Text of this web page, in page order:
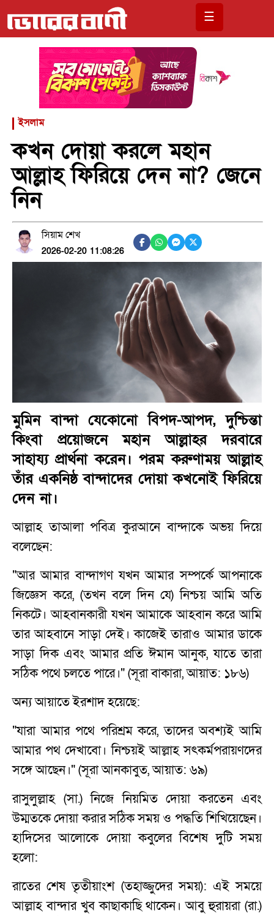
☰
ইসলাম
কখন দোয়া করলে মহান
আল্লাহ ফিরিয়ে দেন না? জেনে
নিন
সিয়াম শেখ
2026-02-20 11:08:26
মুমিন বান্দা যেকোনো বিপদ-আপদ, দুশ্চিন্তা
কিংবা প্রয়োজনে মহান আল্লাহর দরবারে
সাহায্য প্রার্থনা করেন। পরম করুণাময় আল্লাহ
তাঁর একনিষ্ঠ বান্দাদের দোয়া কখনোই ফিরিয়ে
দেন না।
আল্লাহ তাআলা পবিত্র কুরআনে বান্দাকে অভয় দিয়ে
বলেছেন:
"আর আমার বান্দাগণ যখন আমার সম্পর্কে আপনাকে
জিজ্ঞেস করে, (তখন বলে দিন যে) নিশ্চয় আমি অতি
নিকটে। আহবানকারী যখন আমাকে আহবান করে আমি
তার আহবানে সাড়া দেই। কাজেই তারাও আমার ডাকে
সাড়া দিক এবং আমার প্রতি ঈমান আনুক, যাতে তারা
সঠিক পথে চলতে পারে।" (সূরা বাকারা, আয়াত: ১৮৬)
অন্য আয়াতে ইরশাদ হয়েছে:
"যারা আমার পথে পরিশ্রম করে, তাদের অবশ্যই আমি
আমার পথ দেখাবো। নিশ্চয়ই আল্লাহ সৎকর্মপরায়ণদের
সঙ্গে আছেন।" (সূরা আনকাবুত, আয়াত: ৬৯)
রাসুলুল্লাহ (সা.) নিজে নিয়মিত দোয়া করতেন এবং
উম্মতকে দোয়া করার সঠিক সময় ও পদ্ধতি শিখিয়েছেন।
হাদিসের আলোকে দোয়া কবুলের বিশেষ দুটি সময়
হলো:
রাতের শেষ তৃতীয়াংশ (তহাজ্জুদের সময়): এই সময়ে
আল্লাহ বান্দার খুব কাছাকাছি থাকেন। আবু হুরায়রা (রা.)